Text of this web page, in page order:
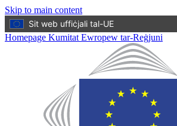
Skip to main content
Sit web uffiċjali tal-UE
Homepage Kumitat Ewropew tar-Reġjuni